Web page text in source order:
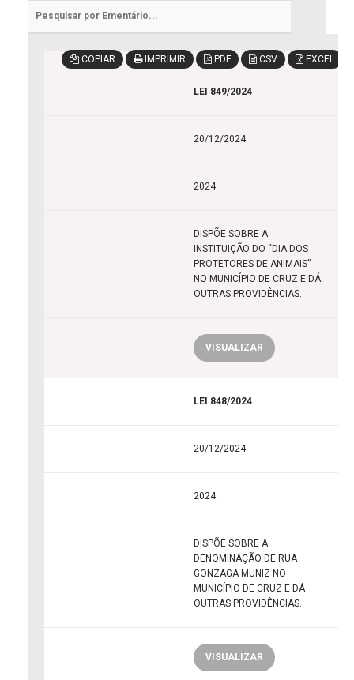
COPIAR IMPRIMIR PDF CSV EXCEL
LEI 849/2024
20/12/2024
2024
DISPÕE SOBRE A
INSTITUIÇÃO DO “DIA DOS
PROTETORES DE ANIMAIS”
NO MUNICÍPIO DE CRUZ E DÁ
OUTRAS PROVIDÊNCIAS.
VISUALIZAR
LEI 848/2024
20/12/2024
2024
DISPÕE SOBRE A
DENOMINAÇÃO DE RUA
GONZAGA MUNIZ NO
MUNICÍPIO DE CRUZ E DÁ
OUTRAS PROVIDÊNCIAS.
VISUALIZAR